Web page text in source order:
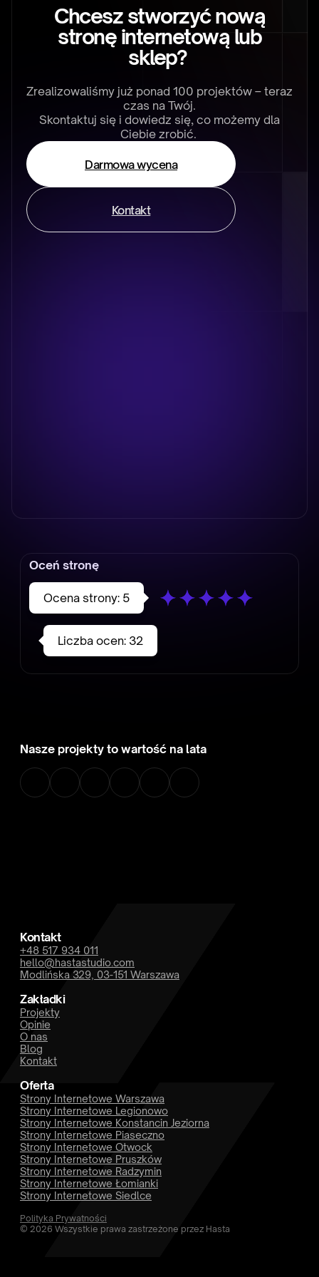
darmową konsultacje, a przygotujemy gotową
strategie SEO dla Twojej firmy.
Chcesz stworzyć nową
stronę internetową lub
sklep?
Zrealizowaliśmy już ponad 100 projektów – teraz
czas na Twój.
Skontaktuj się i dowiedz się, co możemy dla
Ciebie zrobić.
Darmowa wycena
Kontakt
Oceń stronę
Ocena strony: 5
Liczba ocen: 32
Nasze projekty to wartość na lata
Zakładki
Projekty
Opinie
O nas
Blog
Kontakt
Oferta
Strony Internetowe Warszawa
Strony Internetowe Legionowo
Strony Internetowe Konstancin Jeziorna
Strony Internetowe Piaseczno
Strony Internetowe Otwock
Strony Internetowe Pruszków
Strony Internetowe Radzymin
Strony Internetowe Łomianki
Strony Internetowe Siedlce
© 2026 Wszystkie prawa zastrzeżone przez Hasta
Polityka Prywatności